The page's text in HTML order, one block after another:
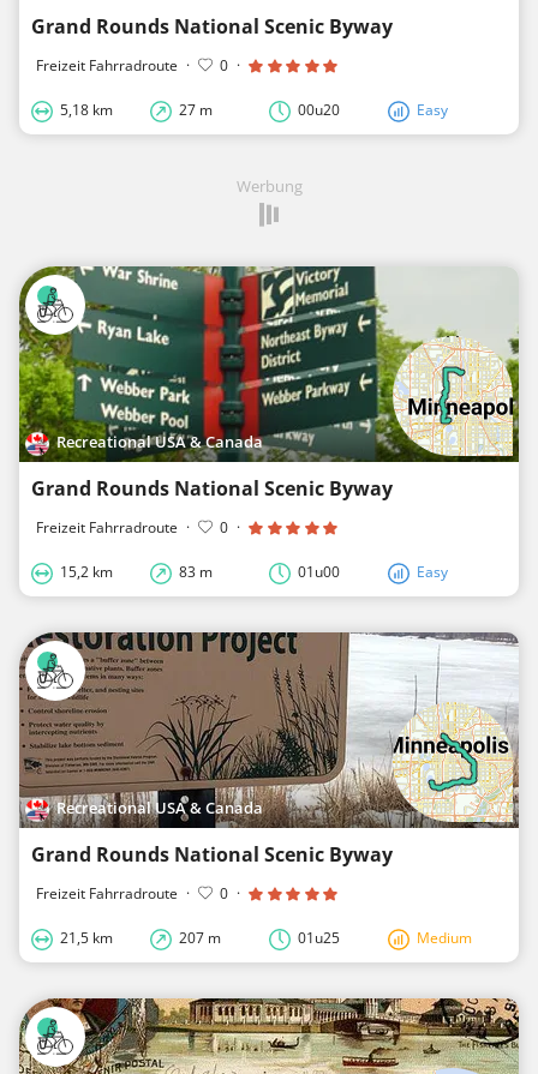
Grand Rounds National Scenic Byway
Freizeit Fahrradroute · 0 ·
5,18 km 27 m 00u20 Easy
Werbung
Recreational USA & Canada
Grand Rounds National Scenic Byway
Freizeit Fahrradroute · 0 ·
15,2 km 83 m 01u00 Easy
Recreational USA & Canada
Grand Rounds National Scenic Byway
Freizeit Fahrradroute · 0 ·
21,5 km 207 m 01u25 Medium